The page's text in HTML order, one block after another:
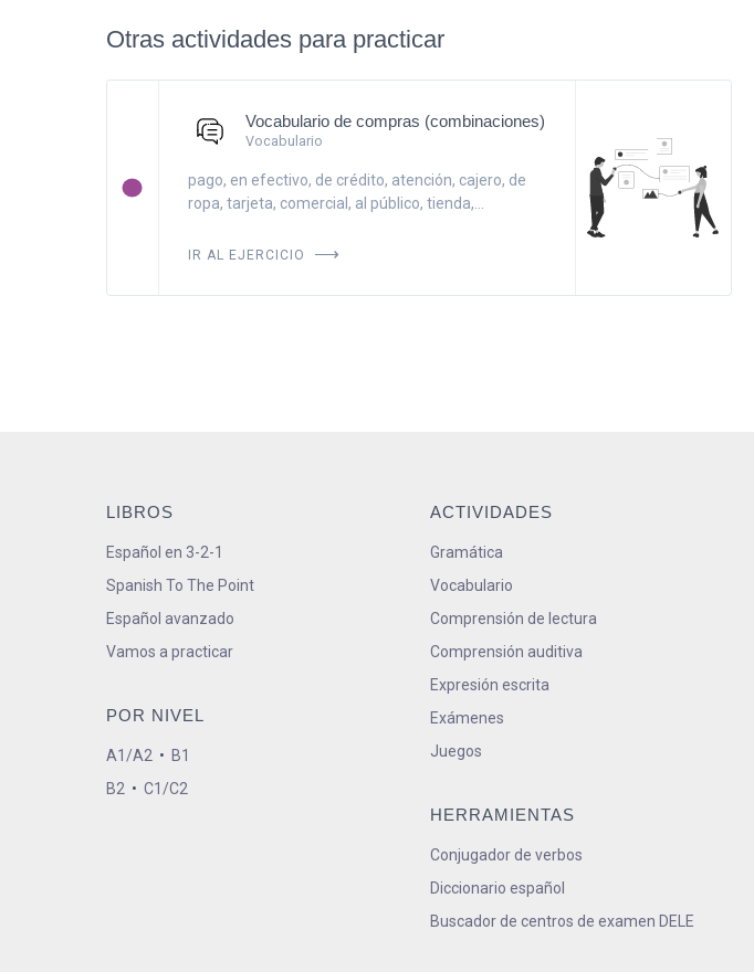
Otras actividades para practicar
Vocabulario de compras (combinaciones)
Vocabulario
pago, en efectivo, de crédito, atención, cajero, de
ropa, tarjeta, comercial, al público, tienda,...
IR AL EJERCICIO
LIBROS
Español en 3-2-1
Spanish To The Point
Español avanzado
Vamos a practicar
POR NIVEL
A1/A2 • B1
B2 • C1/C2
ACTIVIDADES
Gramática
Vocabulario
Comprensión de lectura
Comprensión auditiva
Expresión escrita
Exámenes
Juegos
HERRAMIENTAS
Conjugador de verbos
Diccionario español
Buscador de centros de examen DELE